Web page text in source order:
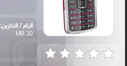
الرام / التخزين:
30 MB